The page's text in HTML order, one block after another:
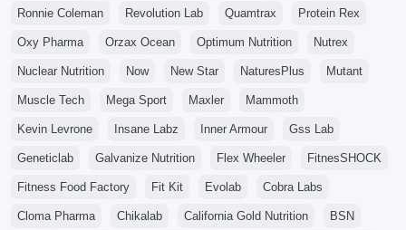
Ronnie Coleman Revolution Lab Quamtrax Protein Rex
Oxy Pharma Orzax Ocean Optimum Nutrition Nutrex
Nuclear Nutrition Now New Star NaturesPlus Mutant
Muscle Tech Mega Sport Maxler Mammoth
Kevin Levrone Insane Labz Inner Armour Gss Lab
Geneticlab Galvanize Nutrition Flex Wheeler FitnesSHOCK
Fitness Food Factory Fit Kit Evolab Cobra Labs
Cloma Pharma Chikalab California Gold Nutrition BSN